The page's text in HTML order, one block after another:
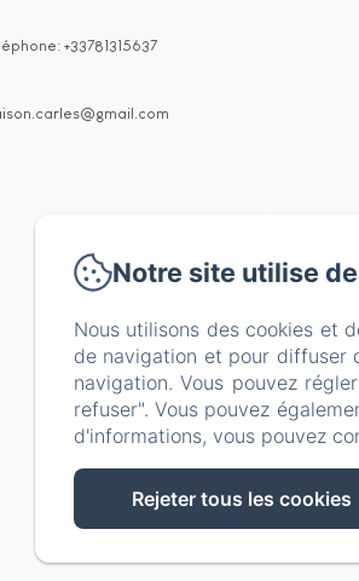
+33781315637
Notre site utilise
Nous utilisons des cookies et
de navigation et pour diffuser
navigation. Vous pouvez
refuser". Vous pouvez
d'informations, vous pouvez
Rejeter tous les cookies